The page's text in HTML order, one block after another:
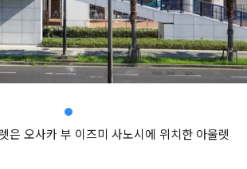
은 오사카 부 이즈미 사노시에 위치한 아울렛